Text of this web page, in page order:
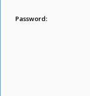
Password: